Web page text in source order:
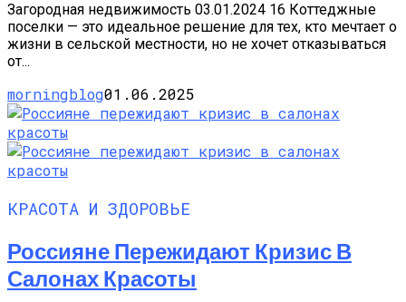
Загородная недвижимость 03.01.2024 16 Коттеджные
поселки — это идеальное решение для тех, кто мечтает о
жизни в сельской местности, но не хочет отказываться
от...
morningblog01.06.2025
КРАСОТА И ЗДОРОВЬЕ
Россияне Пережидают Кризис В
Салонах Красоты